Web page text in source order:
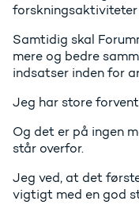
Samtidig skal
mere og bedre
indsatser inden for
Jeg har store
Og det er på ingen
står overfor.
Jeg ved, at det
vigtigt med en god